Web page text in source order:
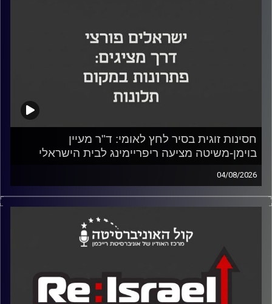
חסינות זוגית בסיר לחץ לאומי: ד"ר מעיין
בוימן-משיטה מציעה ריפריימינג לבית הישראלי
04/08/2026
בפרק המרתק של הפודקאסט Re:Israel מבית אוניברסיטת
רייכמן וכלכליסט, אירח ד"ר יוסי מערבי, דיקן בית ספר אדלסון
ליזמות, יחד עם הסטודנט ליזמות ומנהל עסקים יונתן הבר, את
ד"ר מעיין בוימן-משיטה – פסיכולוגית, מטפלת זוגית
ומשפחתית, ויוצרת הפודקאסט הפופולרי "עושים פסיכולוגיה".
השיחה נעה בין חשיפות אישיות מפתיעות, צלילה למנגנונים
נוירולוגיים של סטרס, ובעיקר – ארגז כלים יישומי, מהיר ומציל
חיים לשמירה על המבצר הביתי.